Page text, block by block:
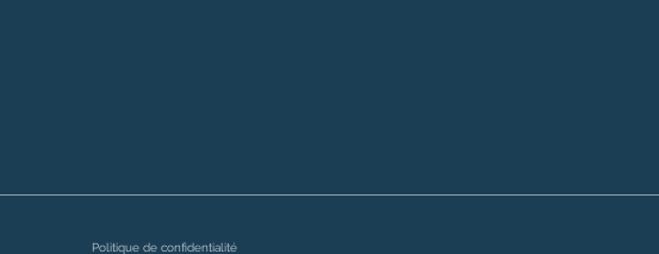
Politique de confidentialité